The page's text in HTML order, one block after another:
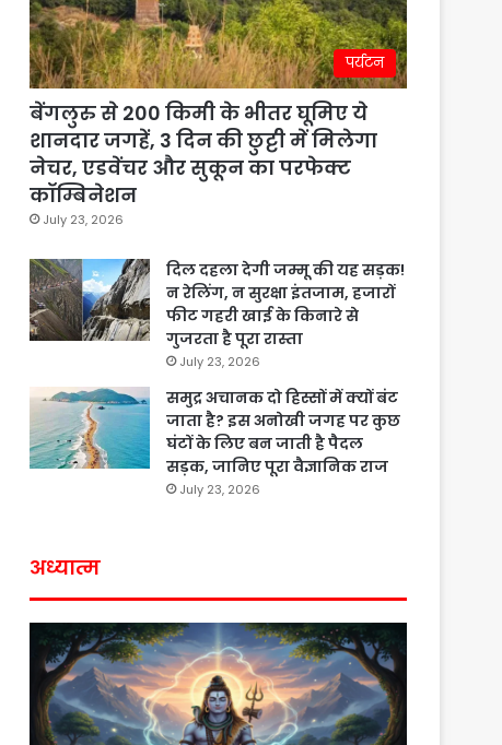
पर्यटन
बेंगलुरु से 200 किमी के भीतर घूमिए ये
शानदार जगहें, 3 दिन की छुट्टी में मिलेगा
नेचर, एडवेंचर और सुकून का परफेक्ट
कॉम्बिनेशन
July 23, 2026
दिल दहला देगी जम्मू की यह सड़क!
न रेलिंग, न सुरक्षा इंतजाम, हजारों
फीट गहरी खाई के किनारे से
गुजरता है पूरा रास्ता
July 23, 2026
समुद्र अचानक दो हिस्सों में क्यों बंट
जाता है? इस अनोखी जगह पर कुछ
घंटों के लिए बन जाती है पैदल
सड़क, जानिए पूरा वैज्ञानिक राज
July 23, 2026
अध्यात्म